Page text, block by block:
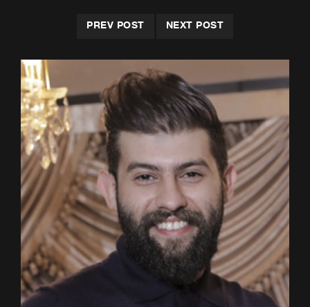
PREV POST NEXT POST